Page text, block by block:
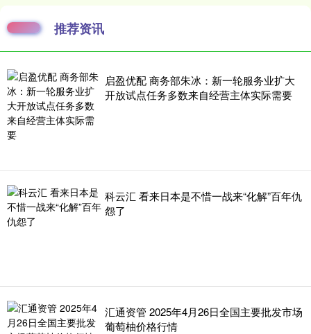
推荐资讯
启盈优配 商务部朱冰：新一轮服务业扩大
开放试点任务多数来自经营主体实际需要
科云汇 看来日本是不惜一战来“化解”百年仇
怨了
汇通资管 2025年4月26日全国主要批发市场
葡萄柚价格行情